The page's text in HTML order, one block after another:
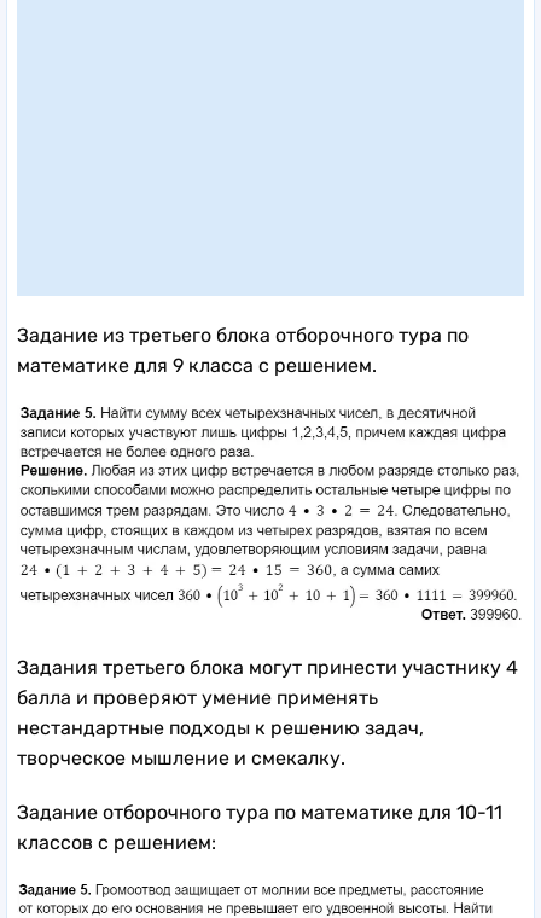
Задание из третьего блока отборочного тура по
математике для 9 класса с решением.
Задания третьего блока могут принести участнику 4
балла и проверяют умение применять
нестандартные подходы к решению задач,
творческое мышление и смекалку.
Задание отборочного тура по математике для 10-11
классов с решением: